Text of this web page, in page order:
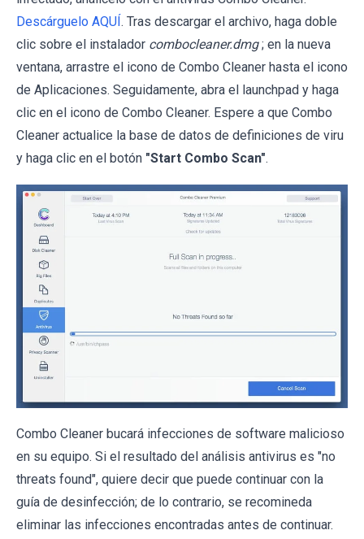
Descárguelo AQUÍ . Tras descargar el archivo, haga doble
clic sobre el instalador combocleaner.dmg ; en la nueva
ventana, arrastre el icono de Combo Cleaner hasta el icono
de Aplicaciones. Seguidamente, abra el launchpad y haga
clic en el icono de Combo Cleaner. Espere a que Combo
Cleaner actualice la base de datos de definiciones de viru
y haga clic en el botón "Start Combo Scan".
Combo Cleaner bucará infecciones de software malicioso
en su equipo. Si el resultado del análisis antivirus es "no
threats found", quiere decir que puede continuar con la
guía de desinfección; de lo contrario, se recomineda
eliminar las infecciones encontradas antes de continuar.